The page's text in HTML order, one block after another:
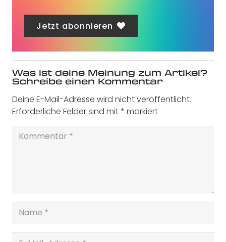
Jetzt abonnieren
Was ist deine Meinung zum Artikel?
Schreibe einen Kommentar
Deine E-Mail-Adresse wird nicht veröffentlicht.
Erforderliche Felder sind mit* markiert